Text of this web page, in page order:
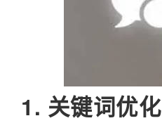
1. 关键词优化